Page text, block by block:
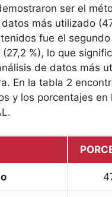
ser el
más utilizado
fue el
%), lo que
de datos más
En la tabla 2
y los porcentajes en